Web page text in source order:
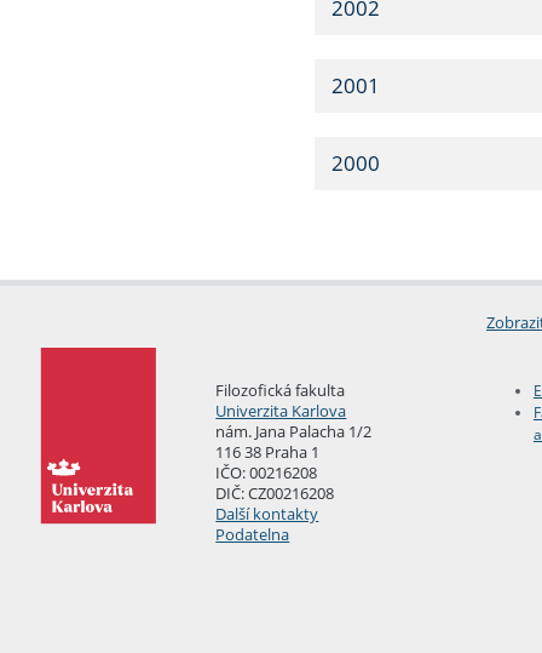
2002
2001
2000
Filozofická fakulta
Univerzita Karlova
nám. Jana Palacha 1/2
116 38 Praha 1
IČO: 00216208
DIČ: CZ00216208
Další kontakty
Podatelna